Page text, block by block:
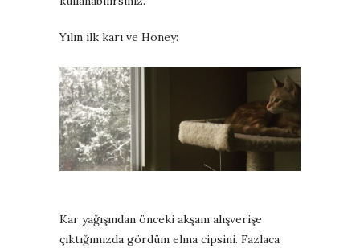
Yılın ilk karı ve Honey:
Kar yağışından önceki akşam alışverişe
çıktığımızda gördüm elma cipsini. Fazlaca